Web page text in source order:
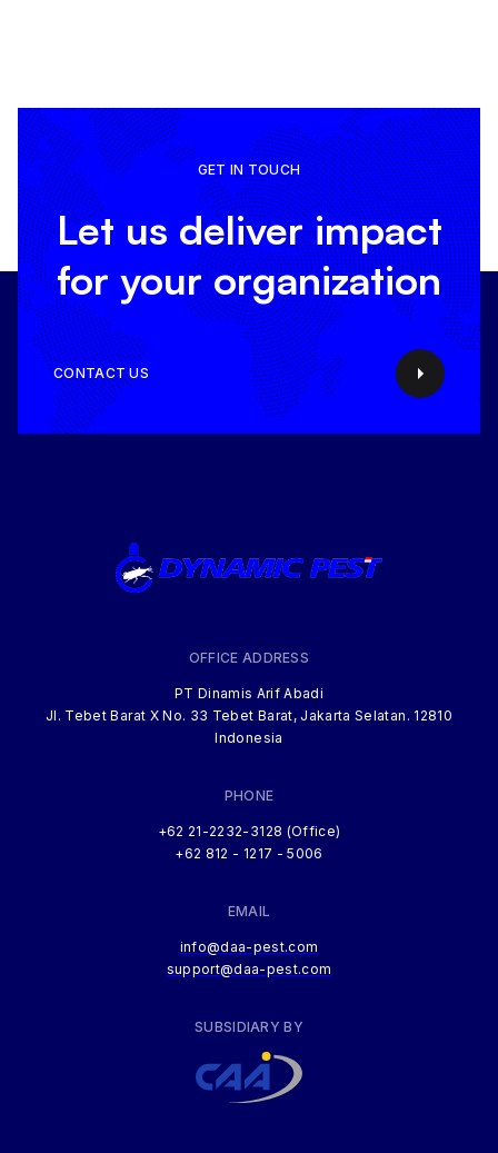
GET IN TOUCH
Let us deliver impact
for your organization
CONTACT US
OFFICE ADDRESS
PT Dinamis Arif Abadi
Jl. Tebet Barat X No. 33 Tebet Barat, Jakarta Selatan. 12810
Indonesia
PHONE
+62 21-2232-3128 (Office)
+62 812 - 1217 - 5006
EMAIL
info@daa-pest.com
support@daa-pest.com
SUBSIDIARY BY